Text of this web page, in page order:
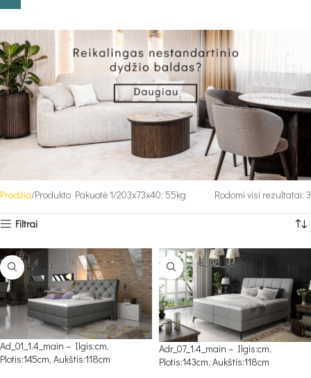
Pradžia Produkto Pakuotė 1 203x73x40; 55kg Rodomi visi rezultatai: 3
Filtrai
Ad_01_1.4_main – Ilgis:cm,
Plotis:145cm, Aukštis:118cm
Adr_07_1.4_main – Ilgis:cm,
Plotis:143cm, Aukštis:118cm